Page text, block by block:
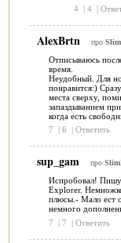
4 | 4 |
AlexBrtn про
Отписываюсь
время.
Неудобный. Для
понравится:)
места сверху,
запаздыванием
когда есть
7
| 6 | Ответить
sup_gam про
Испробовал! Пишу
Explorer.
плюсы.- Мало ест
немного
7
| 7 | Ответить